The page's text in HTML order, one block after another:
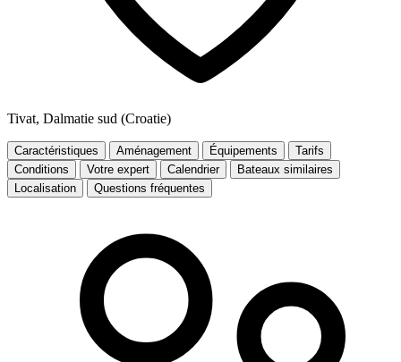
Tivat, Dalmatie sud (Croatie)
Caractéristiques Aménagement Équipements
Tarifs
Conditions
Votre expert Calendrier
Bateaux similaires
Localisation
Questions fréquentes